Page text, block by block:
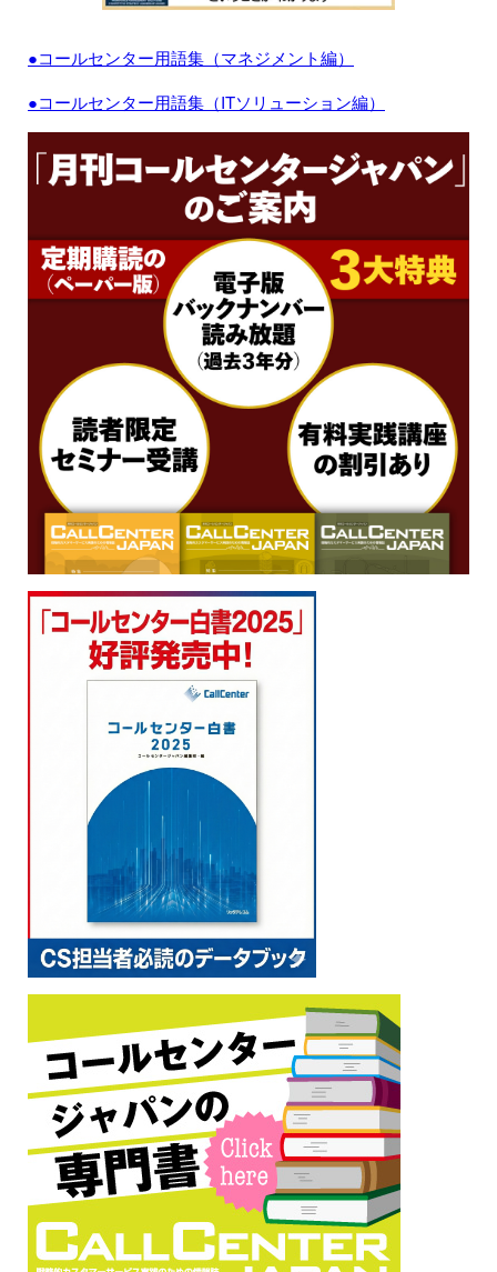
●コールセンター用語集（マネジメント編）
●コールセンター用語集（ITソリューション編）